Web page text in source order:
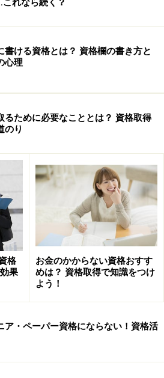
日本ゴルフシステム社
日本サービスキャディ職務能力検
。まだ資格試験自体も計画中なの
らは導入されるのではないでしょ
定に先立って、キャディに対する
キャスの育成も始めています。
活動の中心のようですが、この
くと面白いと思います。ありそ
誰かが始めれば意外に早く拡大し
。
連サイト
です。最新の内容をご確認くださ
書ける資格とは？ 資格欄の書き方と
心理
るために必要なこととは？ 資格取得
のり
格
果
お金のかからない資格おすす
めは？ 資格取得で知識をつけ
よう！
ア・ペーパー資格にならない！資格活